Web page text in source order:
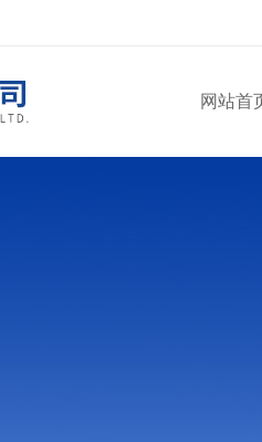
网站首